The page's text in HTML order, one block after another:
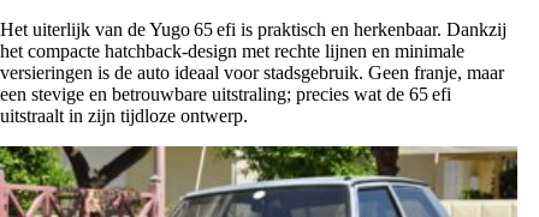
Het uiterlijk van de Yugo 65 efi is praktisch en herkenbaar. Dankzij
het compacte hatchback‑design met rechte lijnen en minimale
versieringen is de auto ideaal voor stadsgebruik. Geen franje, maar
een stevige en betrouwbare uitstraling; precies wat de 65 efi
uitstraalt in zijn tijdloze ontwerp.